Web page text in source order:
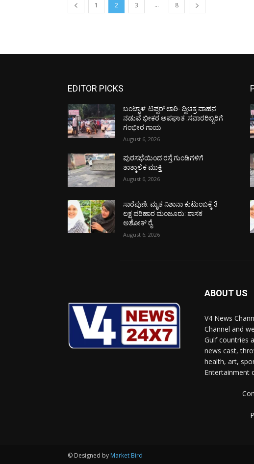
1 2 3 ... 8
EDITOR PICKS
ಬಂಟ್ವಾಳ: ಟಿಪ್ಪರ್ ಲಾರಿ- ದ್ವಿಚಕ್ರ ವಾಹನ
ನಡುವೆ ಭೀಕರ ಅಪಘಾತ :ಸವಾರರಿಬ್ಬರಿಗೆ
ಗಂಭೀರ ಗಾಯ
August 6, 2026
ಪುರಸಭೆಯಿಂದ ರಸ್ತೆ ಗುಂಡಿಗಳಿಗೆ
ತಾತ್ಕಾಲಿಕ ಮುಕ್ತಿ
August 6, 2026
ಸಾರೆಪುಣಿ: ಮೃತ ನಿಶಾನಾ ಕುಟುಂಬಕ್ಕೆ 3
ಲಕ್ಷ ಪರಿಹಾರ ಮಂಜೂರು: ಶಾಸಕ
ಅಶೋಕ್ ರೈ
August 6, 2026
ABOUT US
V4 News
Channel and
Gulf countries
news cast,
health, art,
Entertainment
© Designed by Market Bird